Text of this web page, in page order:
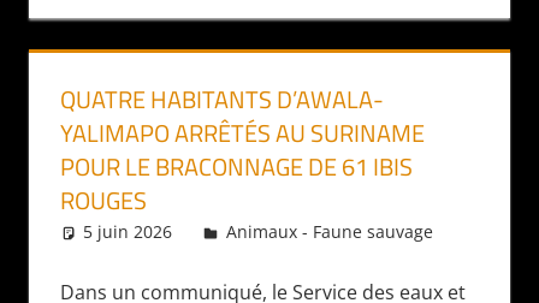
QUATRE HABITANTS D’AWALA-
YALIMAPO ARRÊTÉS AU SURINAME
POUR LE BRACONNAGE DE 61 IBIS
ROUGES
5 juin 2026 Daniel
Animaux - Faune sauvage
Dans un communiqué, le Service des eaux et